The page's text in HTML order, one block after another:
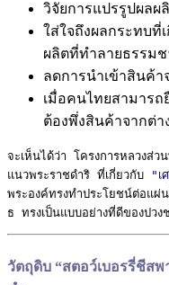
วิจัยการแปรรูปผลผ
ใส่ใจถึงผลกระทบที่
ผลิตที่ทำลายธรรม
ลดการนำเข้าสินค้า
เมื่อคนไทยสามารถ
ต้องพึ่งสินค้าจากต่า
จะเห็นได้ว่า โครงการหลวงส่
แนวพระราชดำริ ที่เกี่ยวกับ "เ
พระองค์ทรงทำประโยชน์ต่อแ
ธ ทรงเป็นแบบอย่างที่ดีของปว
วัตถุดิบ “สตอว์เบอรรี่ชีส